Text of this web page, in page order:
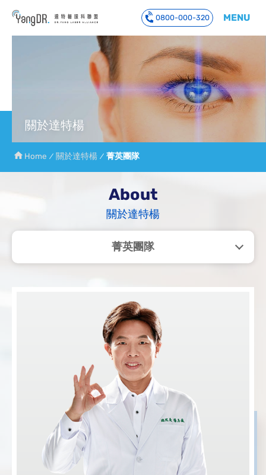
0800-000-320 MENU
關於達特楊
Home 關於達特楊 菁英團隊
About
關於達特楊-菁英團隊
菁英團隊